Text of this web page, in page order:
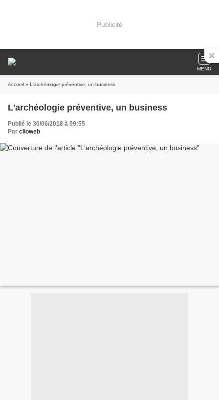
Publicité
MENU
Accueil » L'archéologie préventive, un business
L'archéologie préventive, un business
Publié le 30/06/2018 à 09:55
Par clioweb